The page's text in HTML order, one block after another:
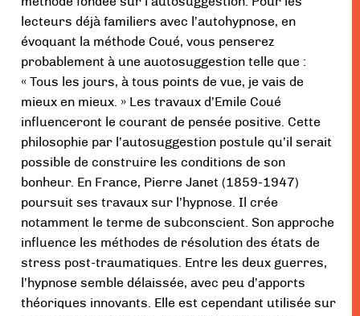
lecteurs déjà familiers avec l’autohypnose, en
évoquant la méthode Coué, vous penserez
probablement à une auotosuggestion telle que :
« Tous les jours, à tous points de vue, je vais de
mieux en mieux. » Les travaux d’Emile Coué
influenceront le courant de pensée positive. Cette
philosophie par l’autosuggestion postule qu’il serait
possible de construire les conditions de son
bonheur. En France, Pierre Janet (1859-1947)
poursuit ses travaux sur l’hypnose. Il crée
notamment le terme de subconscient. Son approche
influence les méthodes de résolution des états de
stress post-traumatiques. Entre les deux guerres,
l’hypnose semble délaissée, avec peu d’apports
théoriques innovants. Elle est cependant utilisée sur